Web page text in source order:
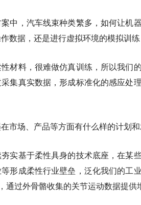
中，汽车线束种类繁多，如何让机
数据，还是进行虚拟环境的模拟训练
材料，很难做仿真训练，所以我们
集真实数据，形成标准化的感应处
市场、产品等方面有什么样的计划
实基于柔性具身的技术底座，在某
形成柔性行业壁垒，泛化我们的工
通过外骨骼收集的关节运动数据提供